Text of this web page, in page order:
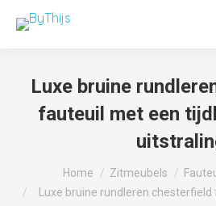
Luxe bruine
fauteuil met een
Je bent hier:
Home Zitmeubels
Luxe bruine rundleren